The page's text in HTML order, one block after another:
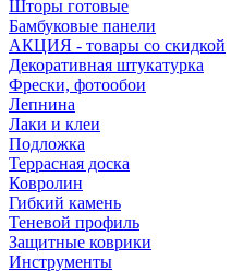
Шторы готовые
Бамбуковые панели
АКЦИЯ - товары со скидкой
Декоративная штукатурка
Фрески, фотообои
Лепнина
Лаки и клеи
Подложка
Террасная доска
Ковролин
Гибкий камень
Теневой профиль
Защитные коврики
Инструменты